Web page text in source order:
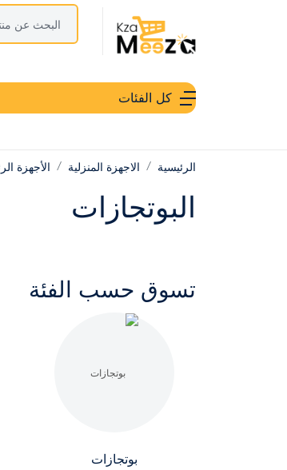
كل الفئات
الرئيسية الاجهزة المنزلية الأجهزة
البوتجازات
تسوق حسب الفئة
بوتجازات